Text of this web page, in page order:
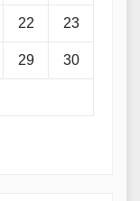
22 23
29 30